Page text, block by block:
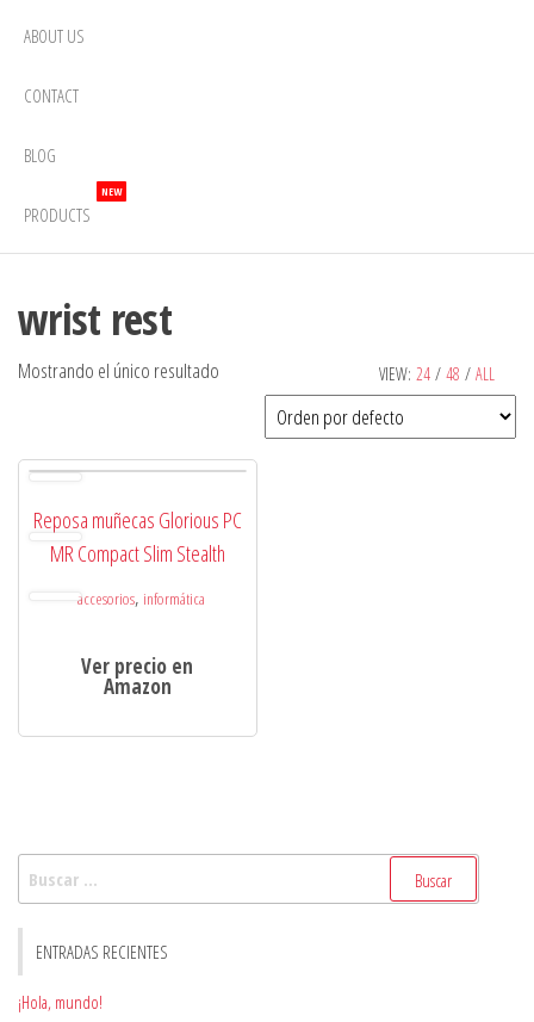
ABOUT US
CONTACT
BLOG
PRODUCTS
NEW
wrist rest
VIEW: 24 / 48 / ALL
Mostrando el único resultado
Reposa muñecas Glorious PC
MR Compact Slim Stealth
accesorios, informática
Ver precio en
Amazon
ENTRADAS RECIENTES
¡Hola, mundo!